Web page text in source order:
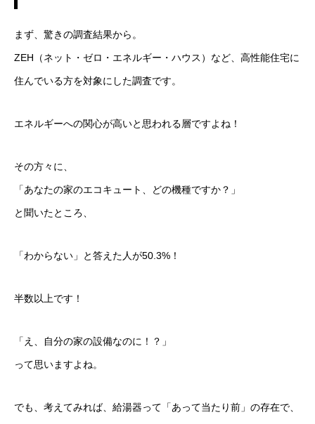
まず、驚きの調査結果から。
ZEH（ネット・ゼロ・エネルギー・ハウス）など、高性能住宅に
住んでいる方を対象にした調査です。
エネルギーへの関心が高いと思われる層ですよね！
その方々に、
「あなたの家のエコキュート、どの機種ですか？」
と聞いたところ、
「わからない」と答えた人が50.3%！
半数以上です！
「え、自分の家の設備なのに！？」
って思いますよね。
でも、考えてみれば、給湯器って「あって当たり前」の存在で、